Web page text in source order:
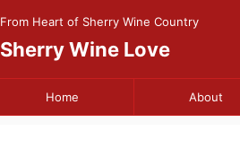
From Heart of Sherry Wine Country
Sherry Wine Love
Home About